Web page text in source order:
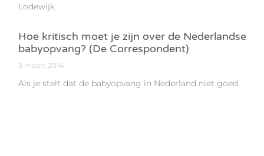
Lodewijk
Hoe kritisch moet je zijn over de Nederlandse
babyopvang? (De Correspondent)
3 maart 2014
Als je stelt dat de babyopvang in Nederland niet goed